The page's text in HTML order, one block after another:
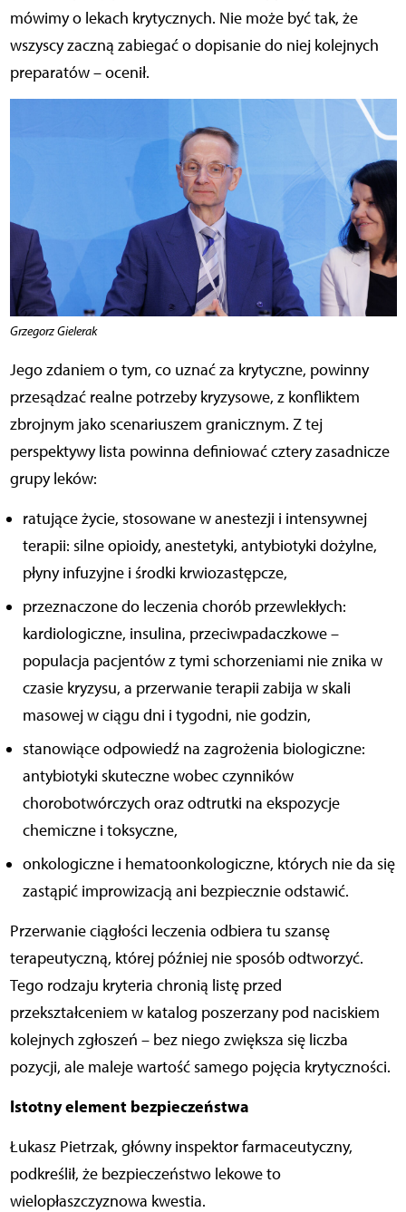
mówimy o lekach krytycznych. Nie może być tak, że
wszyscy zaczną zabiegać o dopisanie do niej kolejnych
preparatów – ocenił.
Grzegorz Gielerak
Jego zdaniem o tym, co uznać za krytyczne, powinny
przesądzać realne potrzeby kryzysowe, z konfliktem
zbrojnym jako scenariuszem granicznym. Z tej
perspektywy lista powinna definiować cztery zasadnicze
grupy leków:
ratujące życie, stosowane w anestezji i intensywnej
terapii: silne opioidy, anestetyki, antybiotyki dożylne,
płyny infuzyjne i środki krwiozastępcze,
przeznaczone do leczenia chorób przewlekłych:
kardiologiczne, insulina, przeciwpadaczkowe –
populacja pacjentów z tymi schorzeniami nie znika w
czasie kryzysu, a przerwanie terapii zabija w skali
masowej w ciągu dni i tygodni, nie godzin,
stanowiące odpowiedź na zagrożenia biologiczne:
antybiotyki skuteczne wobec czynników
chorobotwórczych oraz odtrutki na ekspozycje
chemiczne i toksyczne,
onkologiczne i hematoonkologiczne, których nie da się
zastąpić improwizacją ani bezpiecznie odstawić.
Przerwanie ciągłości leczenia odbiera tu szansę
terapeutyczną, której później nie sposób odtworzyć.
Tego rodzaju kryteria chronią listę przed
przekształceniem w katalog poszerzany pod naciskiem
kolejnych zgłoszeń – bez niego zwiększa się liczba
pozycji, ale maleje wartość samego pojęcia krytyczności.
Istotny element bezpieczeństwa
Łukasz Pietrzak, główny inspektor farmaceutyczny,
podkreślił, że bezpieczeństwo lekowe to
wielopłaszczyznowa kwestia.